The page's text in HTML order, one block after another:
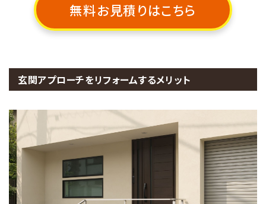
無料お見積りはこちら
玄関アプローチをリフォームするメリット